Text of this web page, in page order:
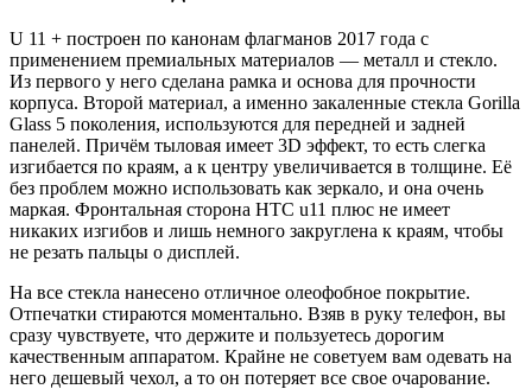
U 11 + построен по канонам флагманов 2017 года с
применением премиальных материалов — металл и стекло.
Из первого у него сделана рамка и основа для прочности
корпуса. Второй материал, а именно закаленные стекла Gorilla
Glass 5 поколения, используются для передней и задней
панелей. Причём тыловая имеет 3D эффект, то есть слегка
изгибается по краям, а к центру увеличивается в толщине. Её
без проблем можно использовать как зеркало, и она очень
маркая. Фронтальная сторона НТС u11 плюс не имеет
никаких изгибов и лишь немного закруглена к краям, чтобы
не резать пальцы о дисплей.
На все стекла нанесено отличное олеофобное покрытие.
Отпечатки стираются моментально. Взяв в руку телефон, вы
сразу чувствуете, что держите и пользуетесь дорогим
качественным аппаратом. Крайне не советуем вам одевать на
него дешевый чехол, а то он потеряет все свое очарование.